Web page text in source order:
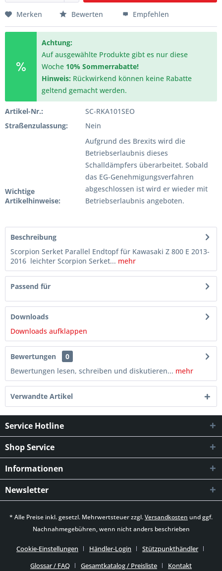
Merken Bewerten Empfehlen
Achtung:
Auf ausgewählte Produkte gibt es nur diese
Woche 10% Sommerrabatte!
Hinweis: Rückwirkend können keine Rabatte
geltend gemacht werden.
Artikel-Nr.:
SC-RKA101SEO
Straßenzulassung:
Nein
Wichtige
Artikelhinweise:
Aufgrund des Brexits wird die
Betriebserlaubnis dieses
Schalldämpfers überarbeitet. Sobald
das EG-Genehmigungsverfahren
abgeschlossen ist wird er wieder mit
Betriebserlaubnis angeboten.
Beschreibung
Scorpion Serket Parallel Endtopf für Kawasaki Z 800 E 2013-
2016 leichter Scorpion Serket... mehr
Passend für
Downloads
Downloads aufklappen
Bewertungen
0
Bewertungen lesen, schreiben und diskutieren... mehr
Verwandte Artikel
Service Hotline
Shop Service
Informationen
Newsletter
* Alle Preise inkl. gesetzl. Mehrwertsteuer zzgl.Versandkosten und ggf.
Nachnahmegebühren, wenn nicht anders beschrieben
Cookie-Einstellungen Händler-Login
Stützpunkthändler
Glossar / FAQ
Gesamtkatalog / Preisliste Kontakt